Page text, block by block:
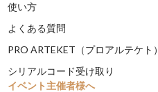
使い方
よくある質問
PRO ARTEKET（プロアルテケト）
シリアルコード受け取り
イベント主催者様へ